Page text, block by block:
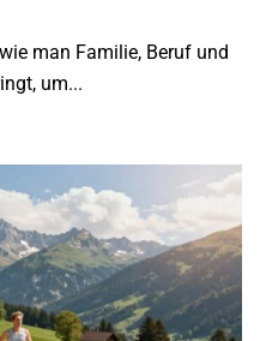
man Familie, Beruf und
um...